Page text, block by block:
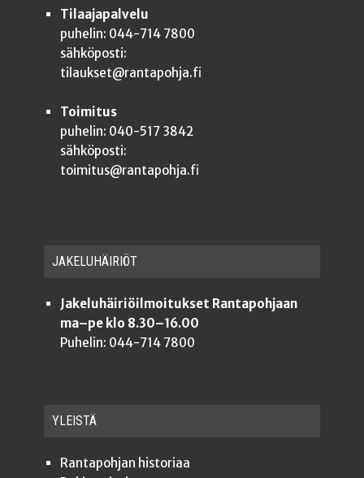
Tilaajapalvelu
puhelin: 044-714 7800
sähköposti:
tilaukset@rantapohja.fi
Toimitus
puhelin: 040-517 3842
sähköposti:
toimitus@rantapohja.fi
JAKE­LU­HÄI­RIÖT
Jakeluhäiriöilmoitukset Rantapohjaan
ma–pe klo 8.30–16.00
Puhelin: 044-714 7800
YLEISTÄ
Ran­ta­poh­jan historiaa